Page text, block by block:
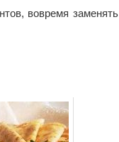
вовремя заменять